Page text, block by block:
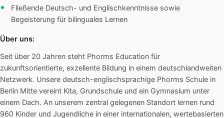
Fließende Deutsch- und Englischkenntnisse sowie
Begeisterung für bilinguales Lernen
Über uns:
Seit über 20 Jahren steht Phorms Education für
zukunftsorientierte, exzellente Bildung in einem deutschlandweiten
Netzwerk. Unsere deutsch-englischsprachige Phorms Schule in
Berlin Mitte vereint Kita, Grundschule und ein Gymnasium unter
einem Dach. An unserem zentral gelegenen Standort lernen rund
960 Kinder und Jugendliche in einer internationalen, wertebasierten